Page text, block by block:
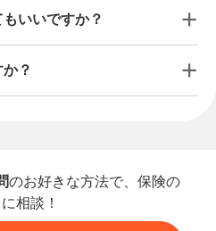
いいですか？
？
のお好きな方法で、保険の
相談！